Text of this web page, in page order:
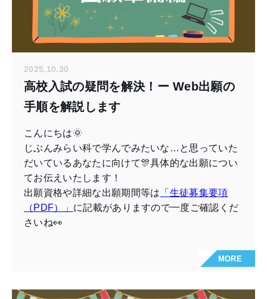
2025.10.30
高校入試の疑問を解決！ー Web出願の
手順を解説します
こんにちは🌞
じぶんみらい科で学んでみたいな…と思っていた
だいているあなたに向けて🎊具体的な出願につい
てお伝えいたします！
出願資格や詳細な出願期間等は 「生徒募集要項
（PDF）」 に記載がありますので一度ご確認くだ
さいね👀
MORE